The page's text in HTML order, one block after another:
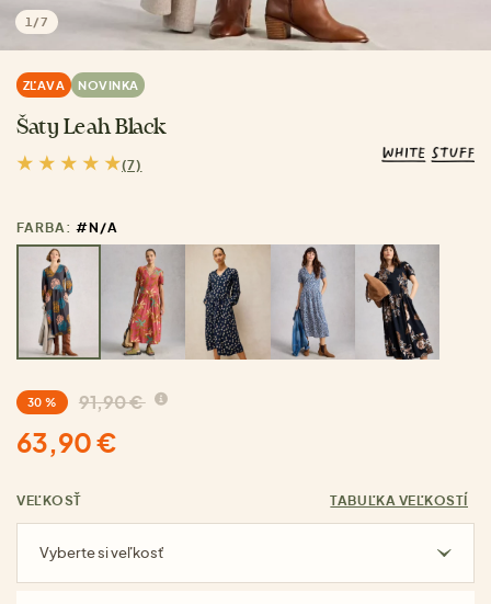
1 /7
ZĽAVA NOVINKA
Šaty Leah Black
(7)
FARBA: #N/A
30 % 91,90 €
63,90 €
VEĽKOSŤ TABUĽKA VEĽKOSTÍ
Vyberte si veľkosť